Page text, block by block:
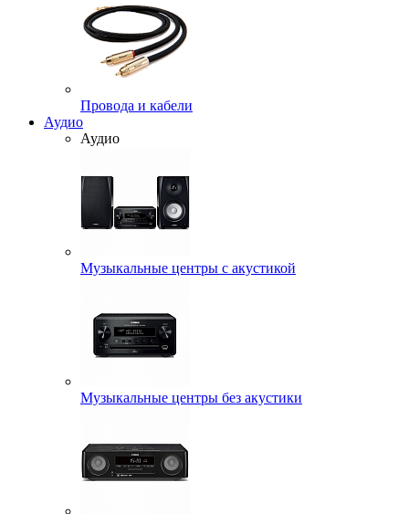
Провода и кабели
Аудио
Аудио
Музыкальные центры с акустикой
Музыкальные центры без акустики